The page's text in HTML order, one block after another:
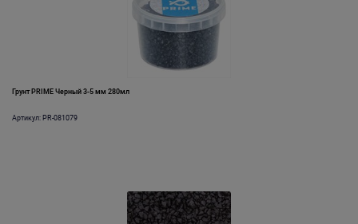
Грунт PRIME Черный 3-5 мм 280мл
Артикул: PR-081079